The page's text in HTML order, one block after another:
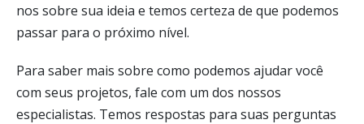
nos sobre sua ideia e temos certeza de que podemos
passar para o próximo nível.
Para saber mais sobre como podemos ajudar você
com seus projetos, fale com um dos nossos
especialistas. Temos respostas para suas perguntas